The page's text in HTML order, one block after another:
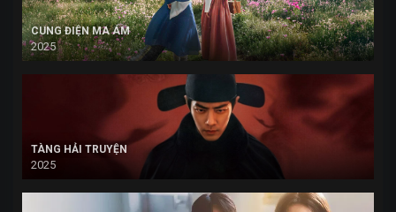
CUNG ĐIỆN MA ÁM
2025
TÀNG HẢI TRUYỆN
2025